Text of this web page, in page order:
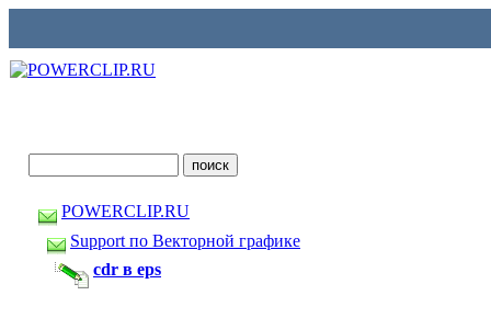
POWERCLIP.RU
Support по Векторной графике
cdr в eps